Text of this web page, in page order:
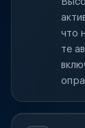
что
те